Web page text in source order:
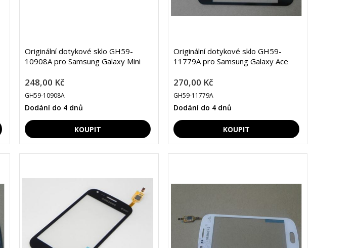
Originální dotykové sklo GH59-
10908A pro Samsung Galaxy Mini
248,00 Kč
GH59-10908A
Dodání do 4 dnů
Originální dotykové sklo GH59-
11779A pro Samsung Galaxy Ace
270,00 Kč
GH59-11779A
Dodání do 4 dnů